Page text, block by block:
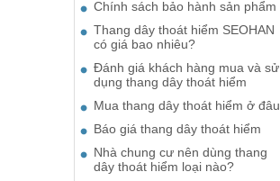
Chính sách bảo hành sản phẩm
Thang dây thoát hiểm SEOHAN
có giá bao nhiêu?
Đánh giá khách hàng mua và sử
dụng thang dây thoát hiểm
Mua thang dây thoát hiểm ở đâu
Báo giá thang dây thoát hiểm
Nhà chung cư nên dùng thang
dây thoát hiểm loại nào?